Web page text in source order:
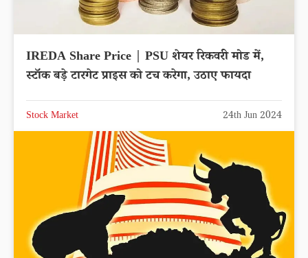
IREDA Share Price | PSU शेयर रिकवरी मोड में,
स्टॉक बड़े टारगेट प्राइस को टच करेगा, उठाए फायदा
Stock Market 24th Jun 2024